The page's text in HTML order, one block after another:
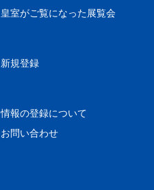
皇室がご覧になった展覧会
新規登録
情報の登録について
お問い合わせ